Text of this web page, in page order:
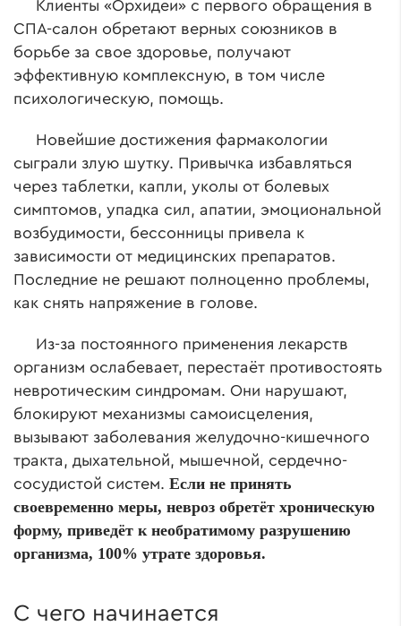
Клиенты «Орхидеи» с первого обращения в
СПА-салон обретают верных союзников в
борьбе за свое здоровье, получают
эффективную комплексную, в том числе
психологическую, помощь.
Новейшие достижения фармакологии
сыграли злую шутку. Привычка избавляться
через таблетки, капли, уколы от болевых
симптомов, упадка сил, апатии, эмоциональной
возбудимости, бессонницы привела к
зависимости от медицинских препаратов.
Последние не решают полноценно проблемы,
как снять напряжение в голове.
Из-за постоянного применения лекарств
организм ослабевает, перестаёт противостоять
невротическим синдромам. Они нарушают,
блокируют механизмы самоисцеления,
вызывают заболевания желудочно-кишечного
тракта, дыхательной, мышечной, сердечно-
сосудистой систем. Если не принять
своевременно меры, невроз обретёт хроническую
форму, приведёт к необратимому разрушению
организма, 100% утрате здоровья.
С чего начинается